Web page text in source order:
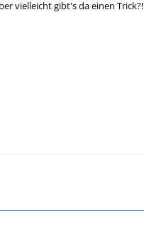
vielleicht gibt's da einen Trick?!